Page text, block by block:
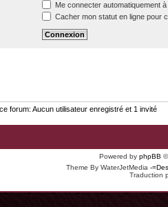
Me connecter automatiquement
Cacher mon statut en ligne pour
forum: Aucun utilisateur enregistré et 1 invité
Powered by phpBB
Theme By WaterJetMedia -
Traduction